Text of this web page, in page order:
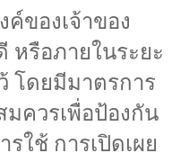
ของเจ้าของ
หรือภายในระยะ
โดยมีมาตรการ
ควรเพื่อป้องกัน
รใช้ การเปิดเผย